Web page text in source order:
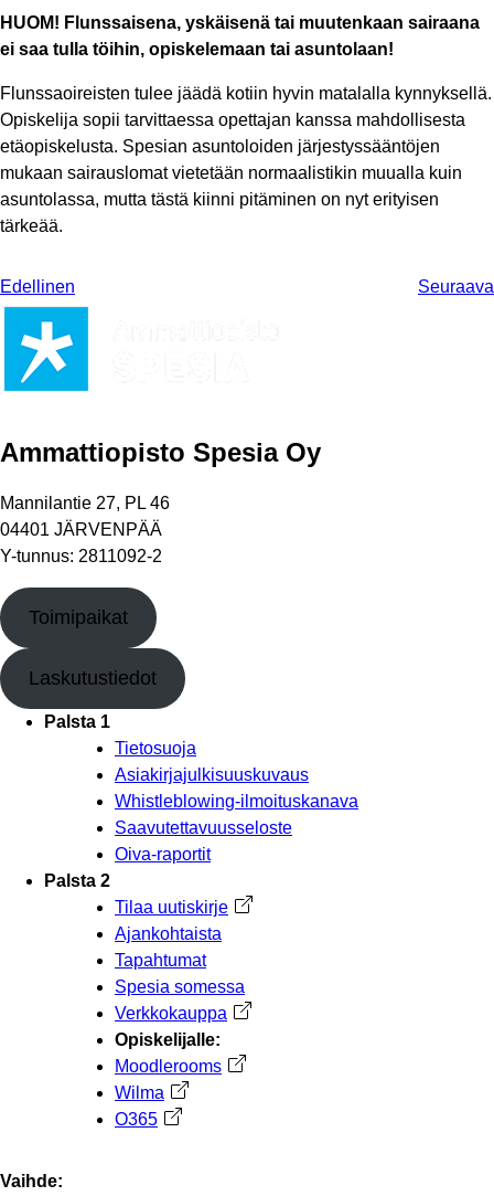
HUOM! Flunssaisena, yskäisenä tai muutenkaan sairaana
ei saa tulla töihin, opiskelemaan tai asuntolaan!
Flunssaoireisten tulee jäädä kotiin hyvin matalalla kynnyksellä.
Opiskelija sopii tarvittaessa opettajan kanssa mahdollisesta
etäopiskelusta. Spesian asuntoloiden järjestyssääntöjen
mukaan sairauslomat vietetään normaalistikin muualla kuin
asuntolassa, mutta tästä kiinni pitäminen on nyt erityisen
tärkeää.
Edellinen Seuraava
Ammattiopisto Spesia Oy
Mannilantie 27, PL 46
04401 JÄRVENPÄÄ
Y-tunnus: 2811092-2
Toimipaikat
Laskutustiedot
Palsta 1
Tietosuoja
Asiakirjajulkisuuskuvaus
Whistleblowing-ilmoituskanava
Saavutettavuusseloste
Oiva-raportit
Palsta 2
Tilaa uutiskirje Avautuu uuteen välilehteen
Ajankohtaista
Tapahtumat
Spesia somessa
Verkkokauppa Avautuu uuteen välilehteen
Opiskelijalle:
Moodlerooms Avautuu uuteen välilehteen
Wilma Avautuu uuteen välilehteen
O365 Avautuu uuteen välilehteen
Vaihde: